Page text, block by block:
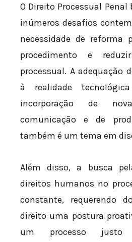
O Direito Processual
inúmeros desafios
necessidade de reforma
procedimento e
processual. A adequação
à realidade
incorporação de
comunicação e de
também é um tema em
Além disso, a busca
direitos humanos no
constante, requerendo
direito uma postura
um processo justo